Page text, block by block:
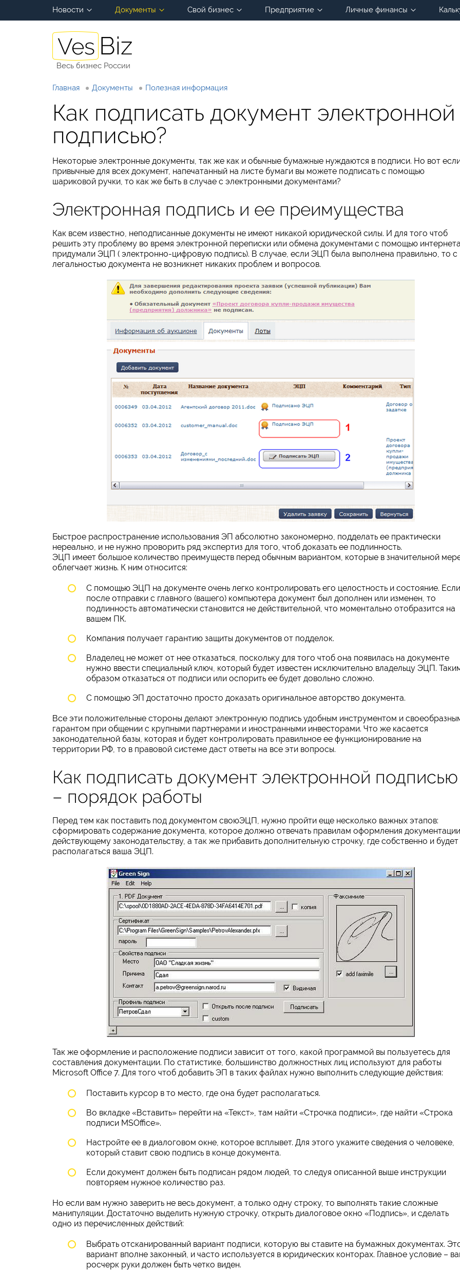
Новости Документы Свой бизнес Предприятие Личные финансы
Весь бизнес России
Главная Документы Полезная информация
Как подписать документ электронной
подписью?
Некоторые электронные документы, так же как и обычные бумажные нуждаются в подписи. Но вот
привычные для всех документ, напечатанный на листе бумаги вы можете подписать с помощью
шариковой ручки, то как же быть в случае с электронными документами?
Электронная подпись и ее преимущества
Как всем известно, неподписанные документы не имеют никакой юридической силы. И для того чтоб
решить эту проблему во время электронной переписки или обмена документами с помощью
придумали ЭЦП ( электронно-цифровую подпись). В случае, если ЭЦП была выполнена правильно, то с
легальностью документа не возникнет никаких проблем и вопросов.
Быстрое распространение использования ЭП абсолютно закономерно, подделать ее практически
нереально, и не нужно проворить ряд экспертиз для того, чтоб доказать ее подлинность.
ЭЦП имеет большое количество преимуществ перед обычным вариантом, которые в значительной
облегчает жизнь. К ним относится:
С помощью ЭЦП на документе очень легко контролировать его целостность и состояние. Если
после отправки с главного (вашего) компьютера документ был дополнен или изменен, то
подлинность автоматически становится не действительной, что моментально отобразится на
вашем ПК.
Компания получает гарантию защиты документов от подделок.
Владелец не может от нее отказаться, поскольку для того чтоб она появилась на документе
нужно ввести специальный ключ, который будет известен исключительно владельцу ЭЦП.
образом отказаться от подписи или оспорить ее будет довольно сложно.
С помощью ЭП достаточно просто доказать оригинальное авторство документа.
Все эти положительные стороны делают электронную подпись удобным инструментом и
гарантом при общении с крупными партнерами и иностранными инвесторами. Что же касается
законодательной базы, которая и будет контролировать правильное ее функционирование на
территории РФ, то в правовой системе даст ответы на все эти вопросы.
Как подписать документ электронной подписью
– порядок работы
Перед тем как поставить под документом своюЭЦП, нужно пройти еще несколько важных этапов:
сформировать содержание документа, которое должно отвечать правилам оформления
действующему законодательству, а так же прибавить дополнительную строчку, где собственно и будет
располагаться ваша ЭЦП.
Так же оформление и расположение подписи зависит от того, какой программой вы пользуетесь для
составления документации. По статистике, большинство должностных лиц используют для работы
Microsoft Office 7. Для того чтоб добавить ЭП в таких файлах нужно выполнить следующие действия:
Поставить курсор в то место, где она будет располагаться.
Во вкладке «Вставить» перейти на «Текст», там найти «Строчка подписи», где найти «Строка
подписи MSOffice».
Настройте ее в диалоговом окне, которое всплывет. Для этого укажите сведения о человеке,
который ставит свою подпись в конце документа.
Если документ должен быть подписан рядом людей, то следуя описанной выше инструкции
повторяем нужное количество раз.
Но если вам нужно заверить не весь документ, а только одну строку, то выполнять такие сложные
манипуляции. Достаточно выделить нужную строчку, открыть диалоговое окно «Подпись», и сделать
одно из перечисленных действий:
Выбрать отсканированный вариант подписи, которую вы ставите на бумажных документах.
вариант вполне законный, и часто используется в юридических конторах. Главное условие –
росчерк руки должен быть четко виден.